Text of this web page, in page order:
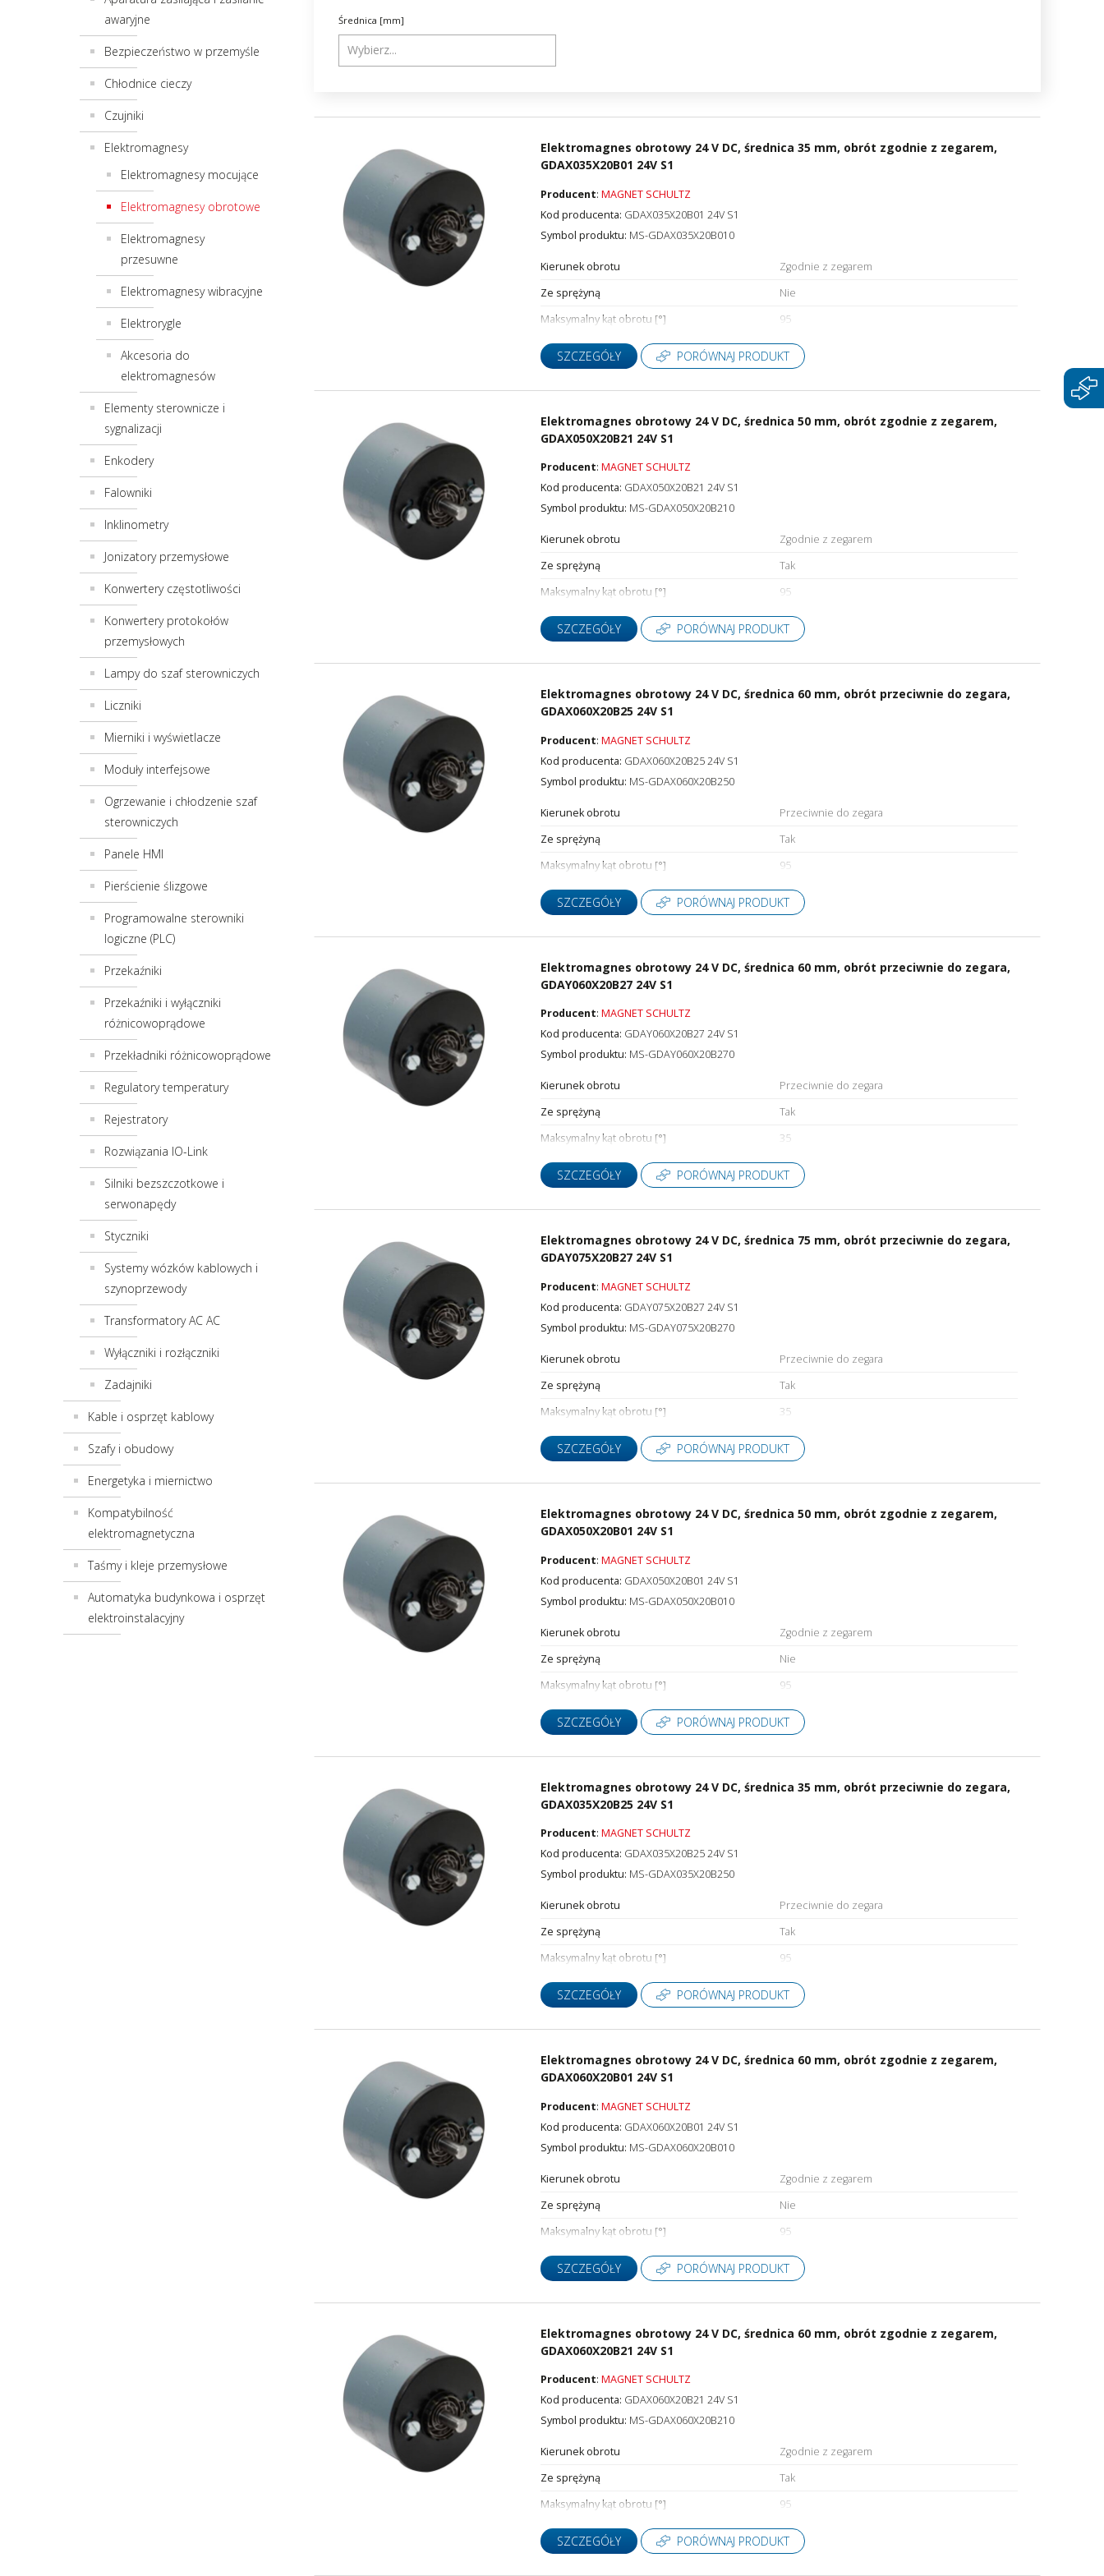
Automatyka budynkowa i osprzęt
elektroinstalacyjny
Konwertery protokołów przemysłowych
Lampy do szaf sterowniczych
Liczniki
Moduły interfejsowe
awaryjne
Bezpieczeństwo w przemyśle
Chłodnice cieczy
Czujniki
Elektromagnesy
Elektromagnesy mocujące
Elektromagnesy obrotowe
Elektromagnesy
przesuwne
Elektromagnesy wibracyjne
Elektrorygle
Akcesoria do
elektromagnesów
Elementy sterownicze i
sygnalizacji
Enkodery
Falowniki
Inklinometry
Jonizatory przemysłowe
Konwertery częstotliwości
Konwertery protokołów
przemysłowych
Lampy do szaf sterowniczych
Liczniki
Mierniki i wyświetlacze
Moduły interfejsowe
Ogrzewanie i chłodzenie szaf
sterowniczych
Panele HMI
Pierścienie ślizgowe
Programowalne sterowniki
logiczne (PLC)
Przekaźniki
Przekaźniki i wyłączniki
różnicowoprądowe
Przekładniki różnicowoprądowe
Regulatory temperatury
Rejestratory
Rozwiązania IO-Link
Silniki bezszczotkowe i
serwonapędy
Styczniki
Systemy wózków kablowych i
szynoprzewody
Transformatory AC AC
Wyłączniki i rozłączniki
Zadajniki
Kable i osprzęt kablowy
Szafy i obudowy
Energetyka i miernictwo
Kompatybilność
elektromagnetyczna
Taśmy i kleje przemysłowe
Automatyka budynkowa i osprzęt
elektroinstalacyjny
Średnica [mm]
Elektromagnes obrotowy 24 V DC, średnica 35 mm, obrót zgodnie z zegarem,
GDAX035X20B01 24V S1
Producent:MAGNET SCHULTZ
Kod producenta: GDAX035X20B01 24V S1
Symbol produktu: MS-GDAX035X20B010
Kierunek obrotu
Zgodnie z zegarem
Ze sprężyną
Nie
Maksymalny kąt obrotu [°]
95
SZCZEGÓŁY PORÓWNAJ PRODUKT
Elektromagnes obrotowy 24 V DC, średnica 50 mm, obrót zgodnie z zegarem,
GDAX050X20B21 24V S1
Producent:MAGNET SCHULTZ
Kod producenta: GDAX050X20B21 24V S1
Symbol produktu: MS-GDAX050X20B210
Kierunek obrotu
Zgodnie z zegarem
Ze sprężyną
Tak
Maksymalny kąt obrotu [°]
95
SZCZEGÓŁY PORÓWNAJ PRODUKT
Elektromagnes obrotowy 24 V DC, średnica 60 mm, obrót przeciwnie do zegara,
GDAX060X20B25 24V S1
Producent:MAGNET SCHULTZ
Kod producenta: GDAX060X20B25 24V S1
Symbol produktu: MS-GDAX060X20B250
Kierunek obrotu
Przeciwnie do zegara
Ze sprężyną
Tak
Maksymalny kąt obrotu [°]
95
SZCZEGÓŁY PORÓWNAJ PRODUKT
Elektromagnes obrotowy 24 V DC, średnica 60 mm, obrót przeciwnie do zegara,
GDAY060X20B27 24V S1
Producent:MAGNET SCHULTZ
Kod producenta: GDAY060X20B27 24V S1
Symbol produktu: MS-GDAY060X20B270
Kierunek obrotu
Przeciwnie do zegara
Ze sprężyną
Tak
Maksymalny kąt obrotu [°]
35
SZCZEGÓŁY PORÓWNAJ PRODUKT
Elektromagnes obrotowy 24 V DC, średnica 75 mm, obrót przeciwnie do zegara,
GDAY075X20B27 24V S1
Producent:MAGNET SCHULTZ
Kod producenta: GDAY075X20B27 24V S1
Symbol produktu: MS-GDAY075X20B270
Kierunek obrotu
Przeciwnie do zegara
Ze sprężyną
Tak
Maksymalny kąt obrotu [°]
35
SZCZEGÓŁY PORÓWNAJ PRODUKT
Elektromagnes obrotowy 24 V DC, średnica 50 mm, obrót zgodnie z zegarem,
GDAX050X20B01 24V S1
Producent:MAGNET SCHULTZ
Kod producenta: GDAX050X20B01 24V S1
Symbol produktu: MS-GDAX050X20B010
Kierunek obrotu
Zgodnie z zegarem
Ze sprężyną
Nie
Maksymalny kąt obrotu [°]
95
SZCZEGÓŁY PORÓWNAJ PRODUKT
Elektromagnes obrotowy 24 V DC, średnica 35 mm, obrót przeciwnie do zegara,
GDAX035X20B25 24V S1
Producent:MAGNET SCHULTZ
Kod producenta: GDAX035X20B25 24V S1
Symbol produktu: MS-GDAX035X20B250
Kierunek obrotu
Przeciwnie do zegara
Ze sprężyną
Tak
Maksymalny kąt obrotu [°]
95
SZCZEGÓŁY PORÓWNAJ PRODUKT
Elektromagnes obrotowy 24 V DC, średnica 60 mm, obrót zgodnie z zegarem,
GDAX060X20B01 24V S1
Producent:MAGNET SCHULTZ
Kod producenta: GDAX060X20B01 24V S1
Symbol produktu: MS-GDAX060X20B010
Kierunek obrotu
Zgodnie z zegarem
Ze sprężyną
Nie
Maksymalny kąt obrotu [°]
95
SZCZEGÓŁY PORÓWNAJ PRODUKT
Elektromagnes obrotowy 24 V DC, średnica 60 mm, obrót zgodnie z zegarem,
GDAX060X20B21 24V S1
Producent:MAGNET SCHULTZ
Kod producenta: GDAX060X20B21 24V S1
Symbol produktu: MS-GDAX060X20B210
Kierunek obrotu
Zgodnie z zegarem
Ze sprężyną
Tak
Maksymalny kąt obrotu [°]
95
SZCZEGÓŁY PORÓWNAJ PRODUKT